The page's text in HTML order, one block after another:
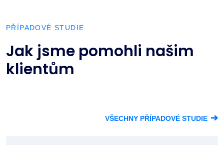
PŘÍPADOVÉ STUDIE
Jak jsme pomohli našim
klientům
VŠECHNY PŘÍPADOVÉ STUDIE ➔